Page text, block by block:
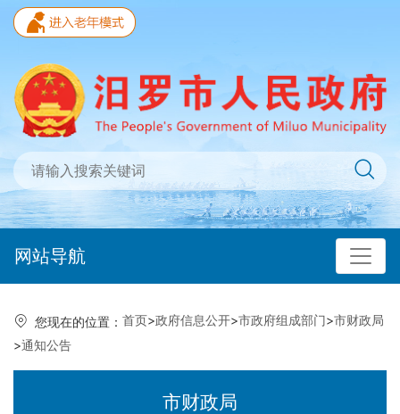
网站导航
您现在的位置： 首页>政府信息公开>市政府组成部门>市财政局
>通知公告
市财政局